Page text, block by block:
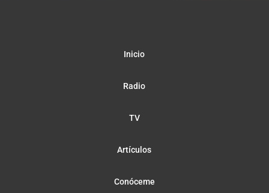
Inicio
Radio
TV
Artículos
Conóceme